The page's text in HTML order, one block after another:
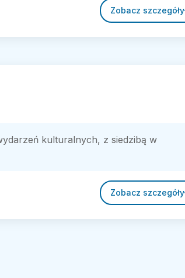
Zobacz szczegóły
kulturalnych, z siedzibą w
Zobacz szczegóły